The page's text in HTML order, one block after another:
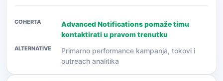
Advanced Notifications pomaže timu
kontaktirati u pravom trenutku
Primarno performance kampanja, tokovi i
outreach analitika